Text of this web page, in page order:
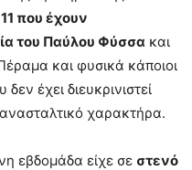
που έχουν
του Παύλου Φύσσα και
και φυσικά κάποιοι
έχει διευκρινιστεί
χαρακτήρα.
εβδομάδα είχε σε στενό